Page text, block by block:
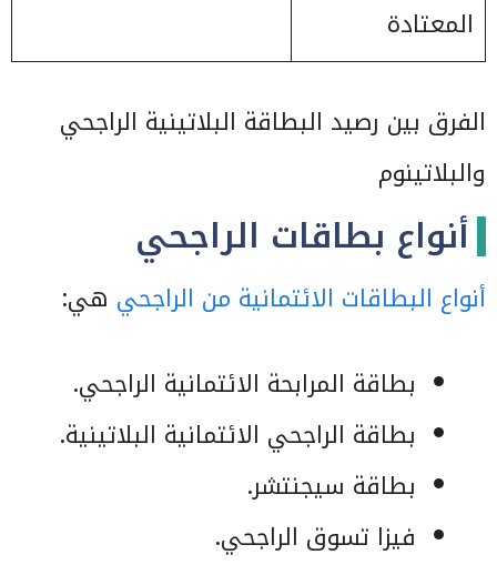
المعتادة
الفرق بين رصيد البطاقة البلاتينية الراجحي
والبلاتينوم
أنواع بطاقات الراجحي
أنواع البطاقات الائتمانية من الراجحي هي:
بطاقة المرابحة الائتمانية الراجحي.
بطاقة الراجحي الائتمانية البلاتينية.
بطاقة سيجنتشر.
فيزا تسوق الراجحي.